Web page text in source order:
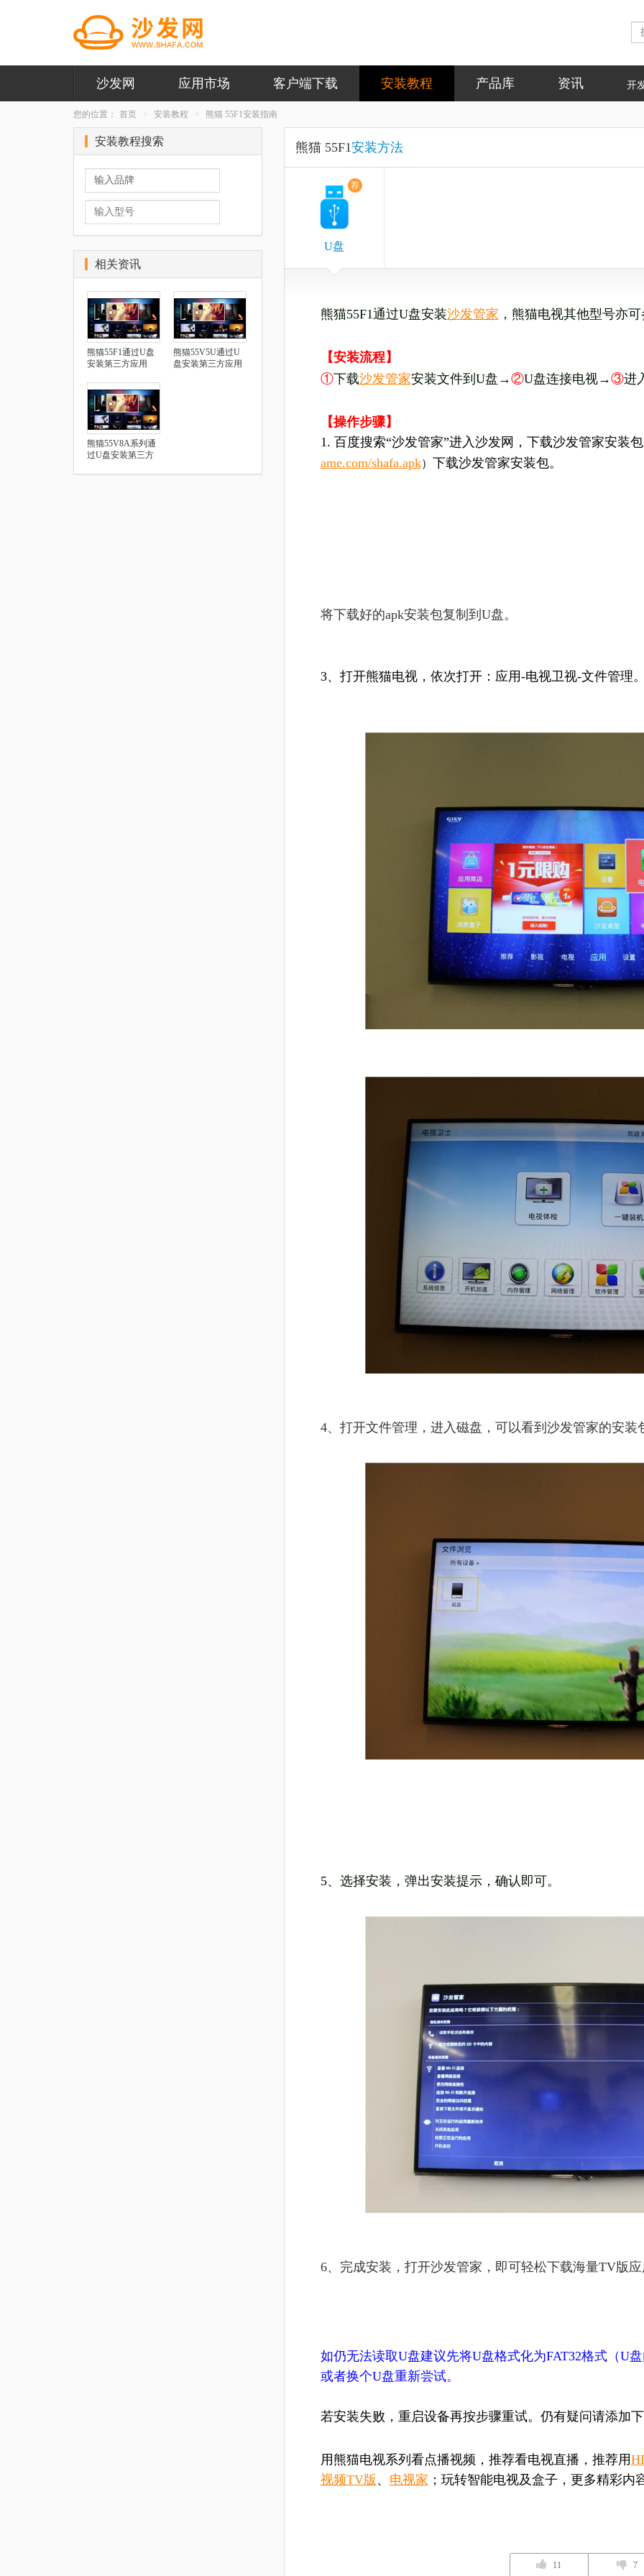
沙发网 应用市场 客户端下载 安装教程 产品库 资讯 开
您的位置： 首页 安装教程 熊猫 55F1安装指南
熊猫 55F1安装方法
荐
U盘
熊猫55F1通过U盘安装沙发管家 ，熊猫电视其他型号亦
【安装流程】
①下载沙发管家安装文件到U盘→②U盘连接电视→③进
【操作步骤】
1. 百度搜索“沙发管家”进入沙发网，下载沙发管家安装
ame.com/shafa.apk） 下载沙发管家安装包。
将下载好的apk安装包复制到U盘。
3、打开熊猫电视，依次打开：应用-电视卫视-文件管理
4、打开文件管理，进入磁盘，可以看到沙发管家的安装
5、选择安装，弹出安装提示，确认即可。
6、完成安装，打开沙发管家，即可轻松下载海量TV版
如仍无法读取U盘建议先将U盘格式化为FAT32格式（U
或者换个U盘重新尝试。
若安装失败，重启设备再按步骤重试。仍有疑问请添加
用熊猫电视系列看点播视频，推荐看电视直播，推荐用
视频TV版 、 电视家 ；玩转智能电视及盒子，更多精彩内
11 7
安装教程搜索
相关资讯
熊猫55F1通过U盘
安装第三方应用
熊猫55V5U通过U
盘安装第三方应用
熊猫55V8A系列通
过U盘安装第三方